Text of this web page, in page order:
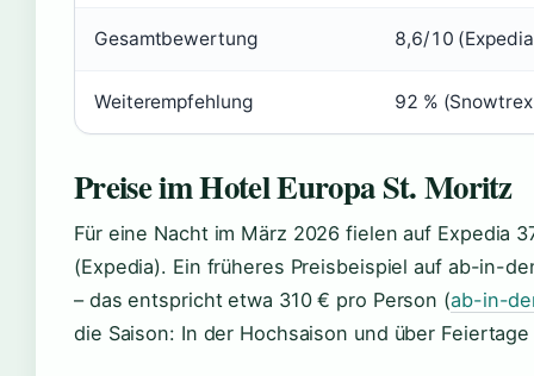
Gesamtbewertung 8,6/10
Weiterempfehlung 92 %
Preise im Hotel Europa St. Moritz
Für eine Nacht im März 2026 fielen auf Expedia
(Expedia). Ein früheres Preisbeispiel auf ab-in-
– das entspricht etwa 310 € pro Person (ab-in-
die Saison: In der Hochsaison und über